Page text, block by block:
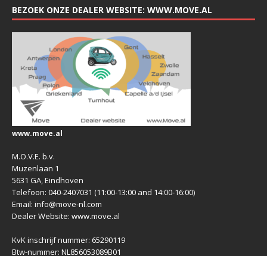
BEZOEK ONZE DEALER WEBSITE: WWW.MOVE.AL
www.move.al
M.O.V.E. b.v.
Muzenlaan 1
5631 GA, Eindhoven
Telefoon: 040-2407031 (11:00-13:00 and 14:00-16:00)
Email: info@move-nl.com
Dealer Website: www.move.al
KvK inschrijf nummer: 65290119
Btw-nummer: NL856053089B01